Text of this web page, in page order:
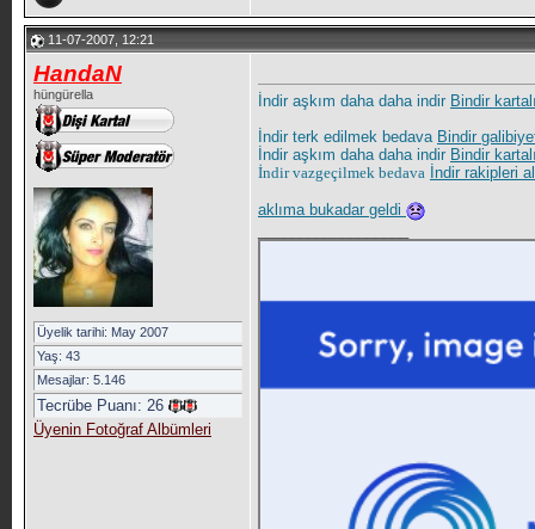
11-07-2007, 12:21
HandaN
hüngürella
Üyelik tarihi: May 2007
Yaş: 43
Mesajlar: 5.146
Tecrübe Puanı: 26
Üyenin Fotoğraf Albümleri
İndir aşkım daha daha indir Bindir
İndir terk edilmek bedava Bindir
İndir aşkım daha daha indir Bindir
İndir vazgeçilmek bedava İndir rakipleri
aklıma bukadar geldi